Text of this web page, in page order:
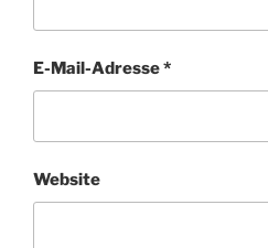
E-Mail-Adresse*
Website